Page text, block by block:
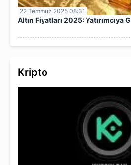
22 Temmuz 2025 08:31
Altın Fiyatları 2025: Yatırımcıya
Kripto